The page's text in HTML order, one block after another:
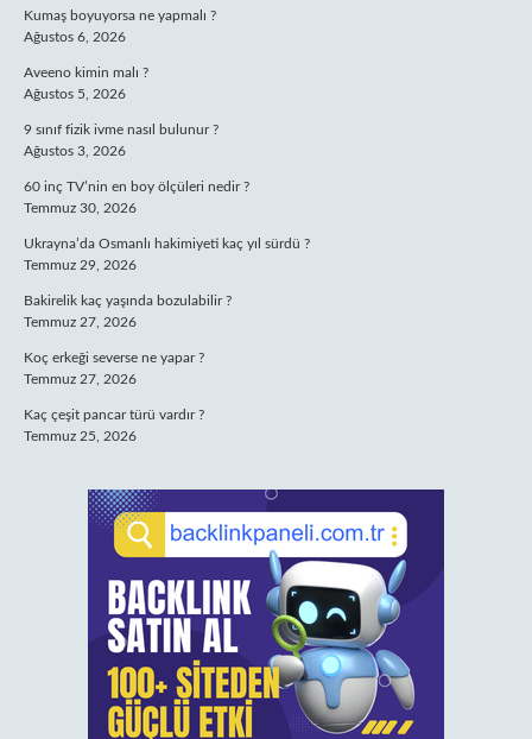
Kumaş boyuyorsa ne yapmalı ?
Ağustos 6, 2026
Aveeno kimin malı ?
Ağustos 5, 2026
9 sınıf fizik ivme nasıl bulunur ?
Ağustos 3, 2026
60 inç TV’nin en boy ölçüleri nedir ?
Temmuz 30, 2026
Ukrayna’da Osmanlı hakimiyeti kaç yıl sürdü ?
Temmuz 29, 2026
Bakirelik kaç yaşında bozulabilir ?
Temmuz 27, 2026
Koç erkeği severse ne yapar ?
Temmuz 27, 2026
Kaç çeşit pancar türü vardır ?
Temmuz 25, 2026